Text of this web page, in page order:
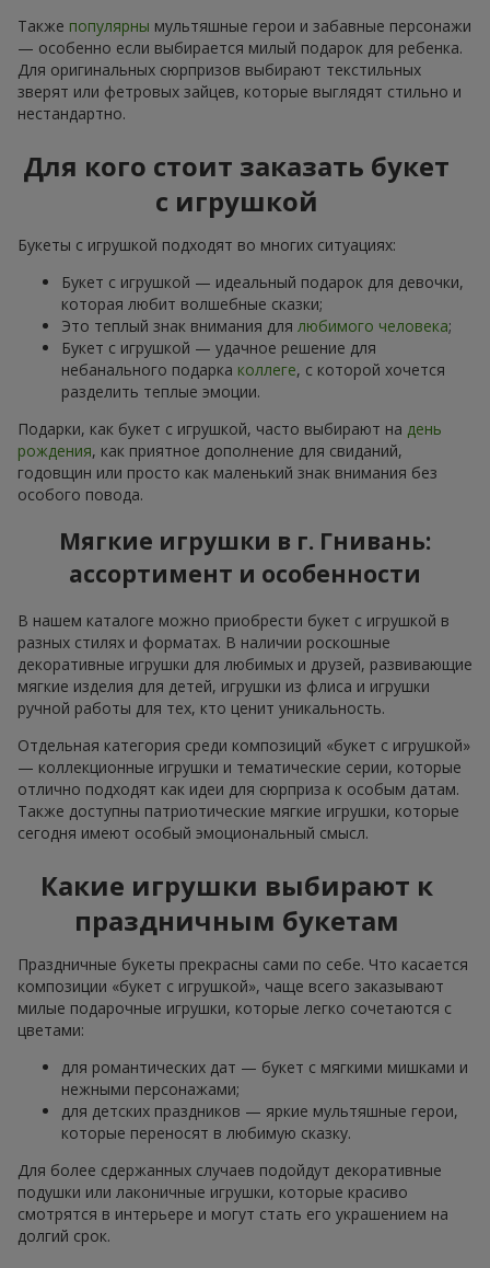
Также популярны мультяшные герои и забавные персонажи
— особенно если выбирается милый подарок для ребенка.
Для оригинальных сюрпризов выбирают текстильных
зверят или фетровых зайцев, которые выглядят стильно и
нестандартно.
Для кого стоит заказать букет
с игрушкой
Букеты с игрушкой подходят во многих ситуациях:
Букет с игрушкой — идеальный подарок для девочки,
которая любит волшебные сказки;
Это теплый знак внимания для любимого человека;
Букет с игрушкой — удачное решение для
небанального подарка коллеге, с которой хочется
разделить теплые эмоции.
Подарки, как букет с игрушкой, часто выбирают на день
рождения, как приятное дополнение для свиданий,
годовщин или просто как маленький знак внимания без
особого повода.
Мягкие игрушки в г. Гнивань:
ассортимент и особенности
В нашем каталоге можно приобрести букет с игрушкой в
разных стилях и форматах. В наличии роскошные
декоративные игрушки для любимых и друзей, развивающие
мягкие изделия для детей, игрушки из флиса и игрушки
ручной работы для тех, кто ценит уникальность.
Отдельная категория среди композиций «букет с игрушкой»
— коллекционные игрушки и тематические серии, которые
отлично подходят как идеи для сюрприза к особым датам.
Также доступны патриотические мягкие игрушки, которые
сегодня имеют особый эмоциональный смысл.
Какие игрушки выбирают к
праздничным букетам
Праздничные букеты прекрасны сами по себе. Что касается
композиции «букет с игрушкой», чаще всего заказывают
милые подарочные игрушки, которые легко сочетаются с
цветами:
для романтических дат — букет с мягкими мишками и
нежными персонажами;
для детских праздников — яркие мультяшные герои,
которые переносят в любимую сказку.
Для более сдержанных случаев подойдут декоративные
подушки или лаконичные игрушки, которые красиво
смотрятся в интерьере и могут стать его украшением на
долгий срок.